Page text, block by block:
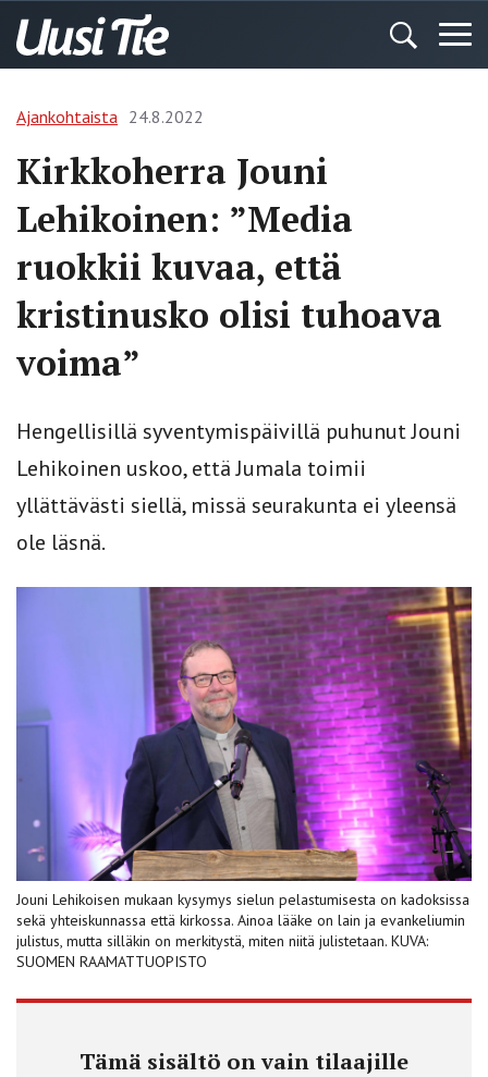
Ajankohtaista 24.8.2022
Kirkkoherra Jouni
Lehikoinen: ”Media
ruokkii kuvaa, että
kristinusko olisi tuhoava
voima”
Hengellisillä syventymispäivillä puhunut Jouni
Lehikoinen uskoo, että Jumala toimii
yllättävästi siellä, missä seurakunta ei yleensä
ole läsnä.
Jouni Lehikoisen mukaan kysymys sielun pelastumisesta on kadoksissa
sekä yhteiskunnassa että kirkossa. Ainoa lääke on lain ja evankeliumin
julistus, mutta silläkin on merkitystä, miten niitä julistetaan. KUVA:
SUOMEN RAAMATTUOPISTO
Tämä sisältö on vain tilaajille